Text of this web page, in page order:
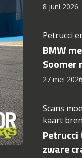
8 juni 2026
Petrucci
BMW
Soomer
27 mei 2026
Scans
kaart
zware